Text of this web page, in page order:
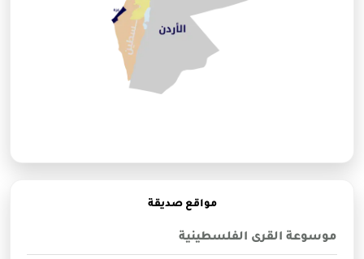
مواقع صديقة
موسوعة القرى الفلسطينية